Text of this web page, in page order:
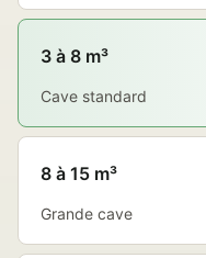
3 à 8 m³
Cave standard
8 à 15 m³
Grande cave